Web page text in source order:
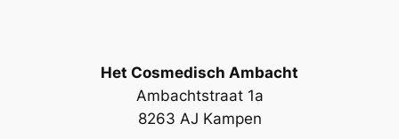
Het Cosmedisch Ambacht
Ambachtstraat 1a
8263 AJ Kampen